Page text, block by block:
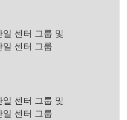
센터 그룹 및
센터 그룹
센터 그룹 및
센터 그룹